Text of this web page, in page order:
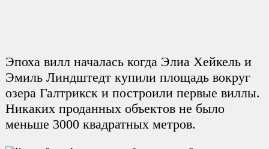
Эпоха вилл началась когда Элиа Хейкель и
Эмиль Линдштедт купили площадь вокруг
озера Галтрикск и построили первые виллы.
Никаких проданных объектов не было
меньше 3000 квадратных метров.